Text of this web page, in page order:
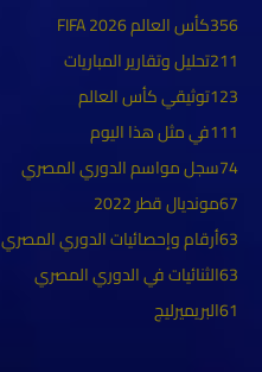
كأس العالم FIFA 2026356
تحليل وتقارير المباريات211
توثيقي كأس العالم123
في مثل هذا اليوم111
سجل مواسم الدوري المصري74
مونديال قطر 202267
أرقام وإحصائيات الدوري المصري63
الثنائيات في الدوري المصري63
البريميرليج61